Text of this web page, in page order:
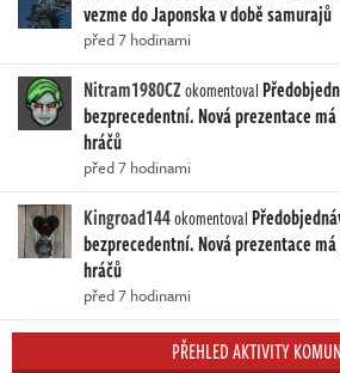
vezme do Japonska v době samurajů
před 7 hodinami
Nitram1980CZokomentoval
bezprecedentní. Nová prezentace
hráčů
před 7 hodinami
Kingroad144okomentoval
bezprecedentní. Nová prezentace
hráčů
před 7 hodinami
PŘEHLED AKTIVITY